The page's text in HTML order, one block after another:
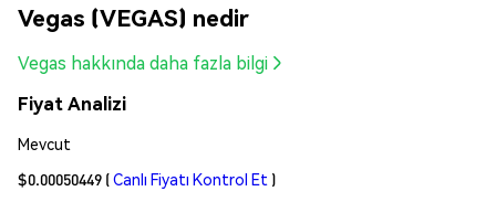
Vegas (VEGAS) nedir
Vegas hakkında daha fazla bilgi
Fiyat Analizi
Mevcut
$0.00050449 (Canlı Fiyatı Kontrol Et )